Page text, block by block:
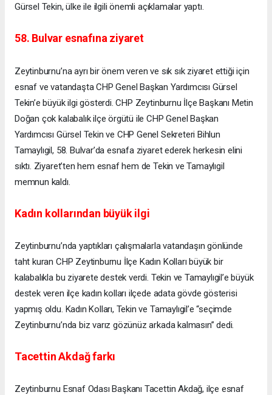
Gürsel Tekin, ülke ile ilgili önemli açıklamalar yaptı.
58. Bulvar esnafına ziyaret
Zeytinburnu’na ayrı bir önem veren ve sık sık ziyaret ettiği için
esnaf ve vatandaşta CHP Genel Başkan Yardımcısı Gürsel
Tekin’e büyük ilgi gösterdi. CHP Zeytinburnu İlçe Başkanı Metin
Doğan çok kalabalık ilçe örgütü ile CHP Genel Başkan
Yardımcısı Gürsel Tekin ve CHP Genel Sekreteri Bihlun
Tamaylıgil, 58. Bulvar’da esnafa ziyaret ederek herkesin elini
sıktı. Ziyaret’ten hem esnaf hem de Tekin ve Tamaylıgil
memnun kaldı.
Kadın kollarından büyük ilgi
Zeytinburnu’nda yaptıkları çalışmalarla vatandaşın gönlünde
taht kuran CHP Zeytinburnu İlçe Kadın Kolları büyük bir
kalabalıkla bu ziyarete destek verdi. Tekin ve Tamaylıgil’e büyük
destek veren ilçe kadın kolları ilçede adata gövde gösterisi
yapmış oldu. Kadın Kolları, Tekin ve Tamaylıgil’e “seçimde
Zeytinburnu’nda biz varız gözünüz arkada kalmasın” dedi.
Tacettin Akdağ farkı
Zeytinburnu Esnaf Odası Başkanı Tacettin Akdağ, ilçe esnaf